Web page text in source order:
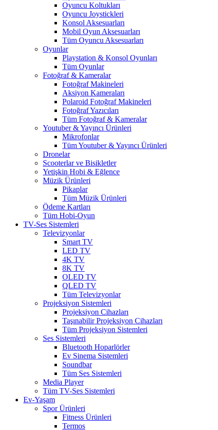
Oyuncu Koltukları
Oyuncu Joystickleri
Konsol Aksesuarları
Mobil Oyun Aksesuarları
Tüm Oyuncu Aksesuarları
Oyunlar
Playstation & Konsol Oyunları
Tüm Oyunlar
Fotoğraf & Kameralar
Fotoğraf Makineleri
Aksiyon Kameraları
Polaroid Fotoğraf Makineleri
Fotoğraf Yazıcıları
Tüm Fotoğraf & Kameralar
Youtuber & Yayıncı Ürünleri
Mikrofonlar
Tüm Youtuber & Yayıncı Ürünleri
Dronelar
Scooterlar ve Bisikletler
Yetişkin Hobi & Eğlence
Müzik Ürünleri
Pikaplar
Tüm Müzik Ürünleri
Ödeme Kartları
Tüm Hobi-Oyun
TV-Ses Sistemleri
Televizyonlar
Smart TV
LED TV
4K TV
8K TV
OLED TV
QLED TV
Tüm Televizyonlar
Projeksiyon Sistemleri
Projeksiyon Cihazları
Taşınabilir Projeksiyon Cihazları
Tüm Projeksiyon Sistemleri
Ses Sistemleri
Bluetooth Hoparlörler
Ev Sinema Sistemleri
Soundbar
Tüm Ses Sistemleri
Media Player
Tüm TV-Ses Sistemleri
Ev-Yaşam
Spor Ürünleri
Fitness Ürünleri
Termos